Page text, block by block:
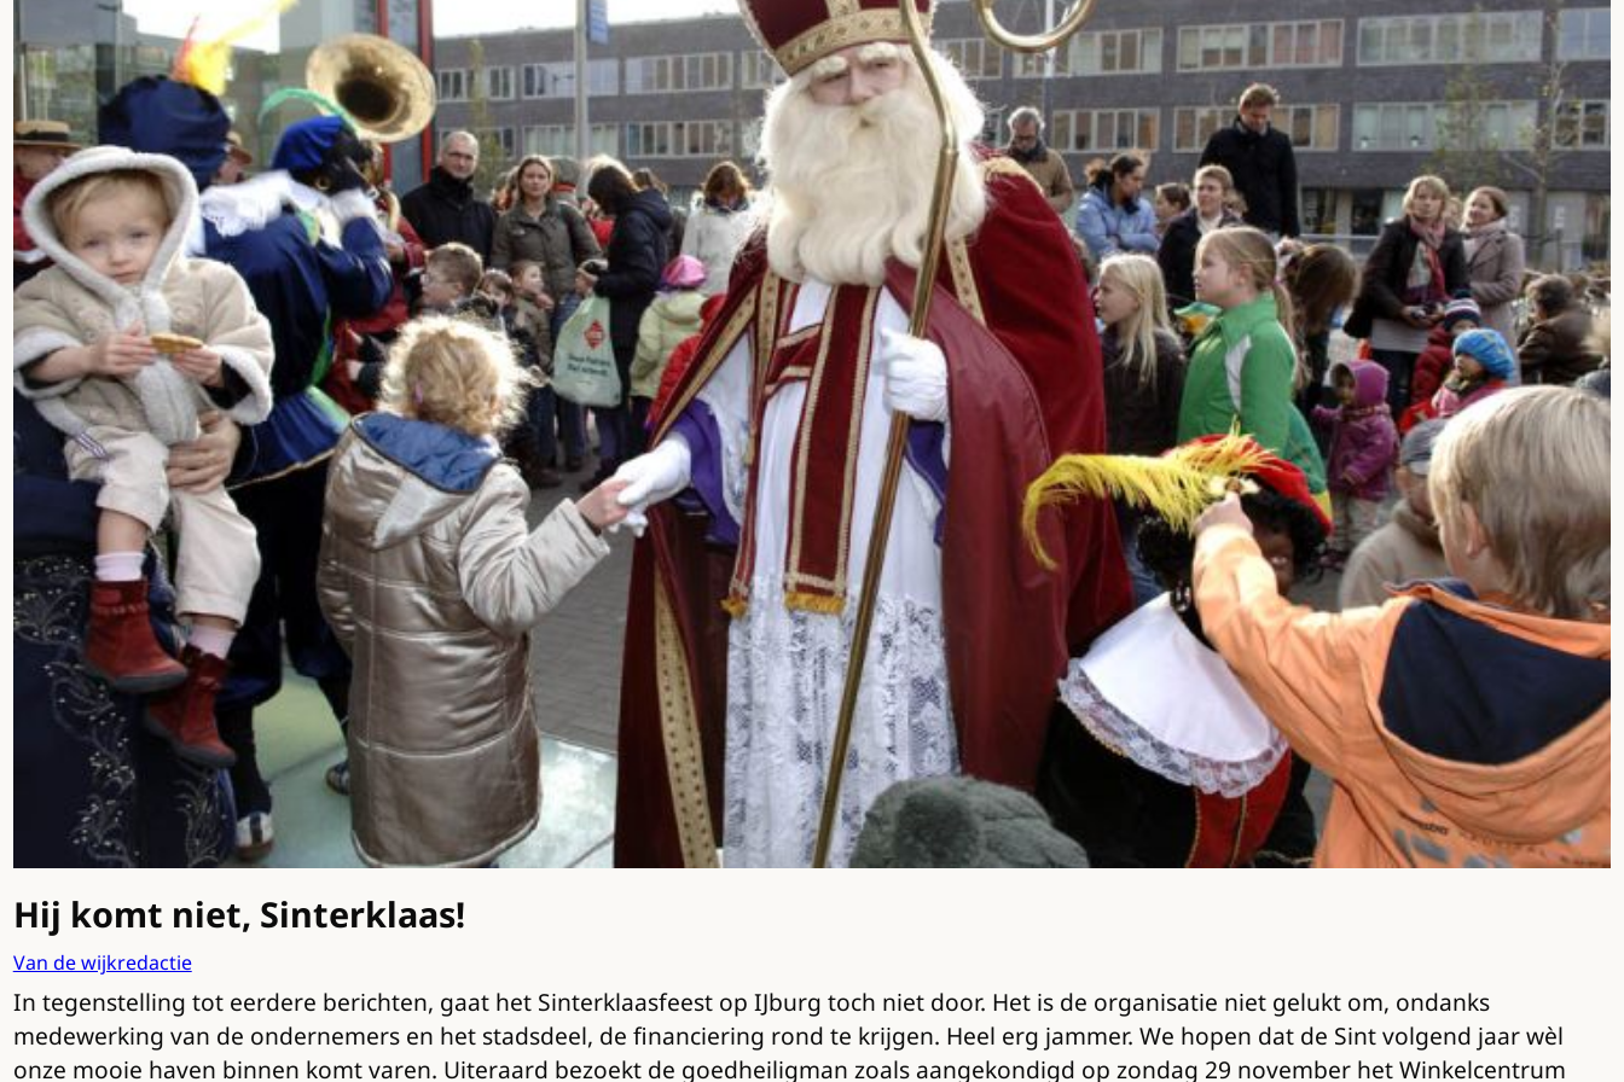
Hij komt niet, Sinterklaas!
Van de wijkredactie
In tegenstelling tot eerdere berichten, gaat het Sinterklaasfeest op IJburg toch niet door. Het is de organisatie niet gelukt om, ondanks
medewerking van de ondernemers en het stadsdeel, de financiering rond te krijgen. Heel erg jammer. We hopen dat de Sint volgend jaar wèl
onze mooie haven binnen komt varen. Uiteraard bezoekt de goedheiligman zoals aangekondigd op zondag 29 november het Winkelcentrum